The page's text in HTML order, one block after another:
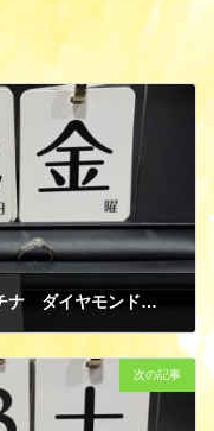
貴金属 ジュエリー PT900 プラチナ ダイヤモンド リング 指輪 買取
次の記事